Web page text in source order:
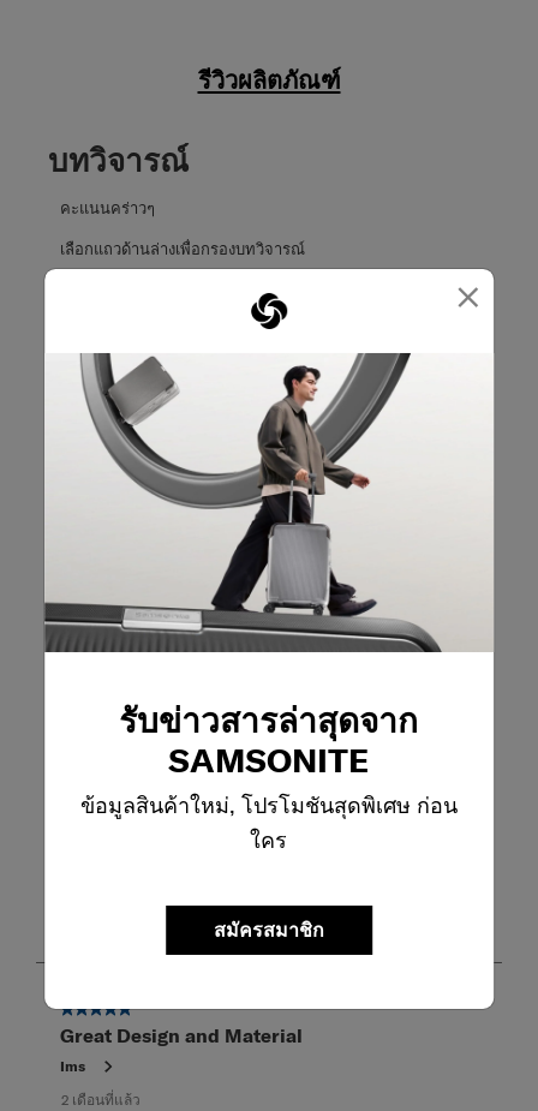
×
รับข่าวสารล่าสุดจาก
SAMSONITE
ข้อมูลสินค้าใหม่, โปรโมชันสุดพิเศษ ก่อน
ใคร
สมัครสมาชิก
รีวิวผลิตภัณฑ์
บทวิจารณ์
คะแนนคร่าวๆ
เลือกแถวด้านล่างเพื่อกรองบทวิจารณ์
3 ดาวดาว
2 ดาวดาว
1 ดาว ดาว
คะแนนรวม
7 บทวิจารณ์
เขียนรีวิว
เขียนรีวิว
การเพิ่มรีวิวจำเปนต้องใช้อีเมลที่ถูกต้องสำหรับการตรวจสอบ
ค้นหาหัวข้อและตรวจสอบภูมิภาคการค้นหา
7
วิจารณ์
7 จาก 7บทวิจารณ์
5 จาก 5 ดาว
Great Design and Material
Ims
2 เดือนที่แล้ว